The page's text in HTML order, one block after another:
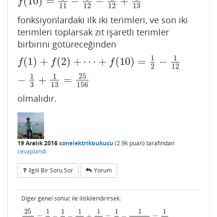
11
12
12
13
fonksiyonlardaki ilk iki terimleri, ve son iki
terimleri toplarsak zıt işaretli terimler
birbirini götüreceğinden
f(1) + f(2) + ⋯ + f(10) =
1
2
−
1
12
−
1
3
+
1
13
=
25
156
f(1)+f 2) ⋯+f( 10 = 1 2 −1 12−13+ 113= 25156
olmalıdır.
19 Aralık 2016sonelektrikbukucu (2.9k puan) tarafından
cevaplandı
Ilgili Bir Soru Sor Yorum
Diger genel sonuc ile iliskilendirirsek:
25
1 1 1 1 1 1 1
156 −1 12 1 = 12 3!− 2)(